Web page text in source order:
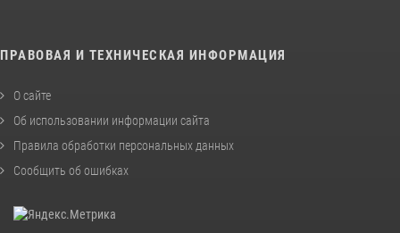
ПРАВОВАЯ И ТЕХНИЧЕСКАЯ ИНФОРМАЦИЯ
О сайте
Об использовании информации сайта
Правила обработки персональных данных
Сообщить об ошибках